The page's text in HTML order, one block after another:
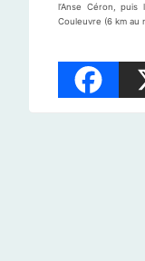
l’Anse Céron, puis
Couleuvre (6 km au